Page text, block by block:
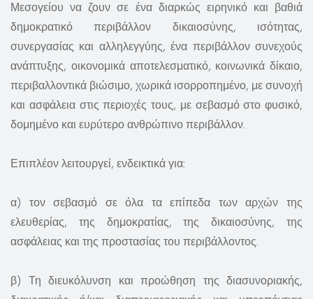
Μεσογείου να ζουν σε ένα διαρκώς ειρηνικό και βαθιά
δημοκρατικό περιβάλλον δικαιοσύνης, ισότητας,
συνεργασίας και αλληλεγγύης, ένα περιβάλλον συνεχούς
ανάπτυξης, οικονομικά αποτελεσματικό, κοινωνικά δίκαιο,
περιβαλλοντικά βιώσιμο, χωρικά ισορροπημένο, με συνοχή
και ασφάλεια στις περιοχές τους, με σεβασμό στο φυσικό,
δομημένο και ευρύτερο ανθρώπινο περιβάλλον.
Επιπλέον λειτουργεί, ενδεικτικά για:
α) τον σεβασμό σε όλα τα επίπεδα των αρχών της
ελευθερίας, της δημοκρατίας, της δικαιοσύνης, της
ασφάλειας και της προστασίας του περιβάλλοντος.
β) Τη διευκόλυνση και προώθηση της διασυνοριακής,